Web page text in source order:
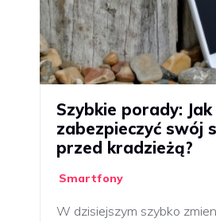
Szybkie porady: Jak
zabezpieczyć swój
przed kradzieżą?
Smartfony
W dzisiejszym szybko